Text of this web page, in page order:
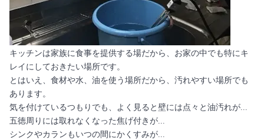
キッチンは家族に食事を提供する場だから、お家の中でも特にキ
レイにしておきたい場所です。
とはいえ、食材や水、油を使う場所だから、汚れやすい場所でも
あります。
気を付けているつもりでも、よく見ると壁には点々と油汚れが...
五徳周りには取れなくなった焦げ付きが...
シンクやカランもいつの間にかくすみが...